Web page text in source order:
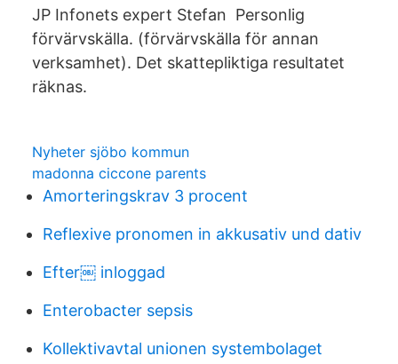
JP Infonets expert Stefan Personlig
förvärvskälla. (förvärvskälla för annan
verksamhet). Det skattepliktiga resultatet
räknas.
Nyheter sjöbo kommun
madonna ciccone parents
Amorteringskrav 3 procent
Reflexive pronomen in akkusativ und dativ
Efter￼ inloggad
Enterobacter sepsis
Kollektivavtal unionen systembolaget